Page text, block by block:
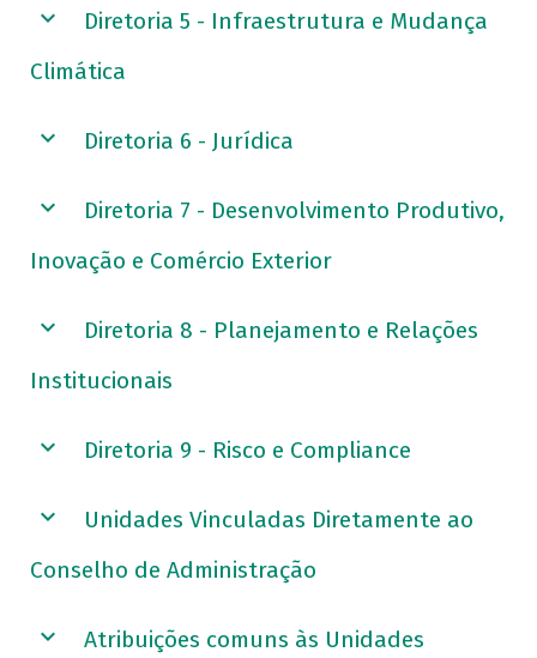
Diretoria 5 - Infraestrutura e Mudança
Climática
Diretoria 6 - Jurídica
Diretoria 7 - Desenvolvimento Produtivo,
Inovação e Comércio Exterior
Diretoria 8 - Planejamento e Relações
Institucionais
Diretoria 9 - Risco e Compliance
Unidades Vinculadas Diretamente ao
Conselho de Administração
Atribuições comuns às Unidades